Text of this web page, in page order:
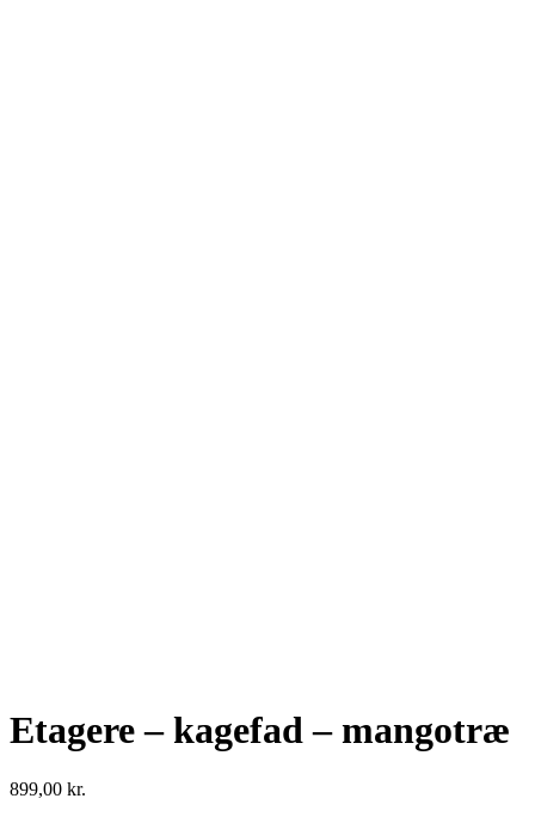
Etagere – kagefad – mangotræ
899,00 kr.